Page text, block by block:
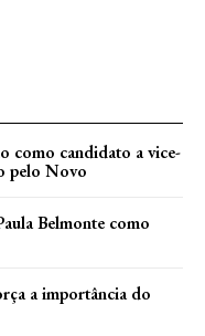
como candidato a vice-
pelo Novo
Belmonte como
a importância do